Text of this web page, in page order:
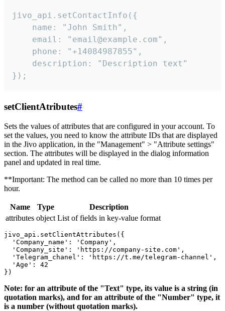
jivo_api.setContactInfo({
    name: "John Smith",
    email: "email@example.com",
    phone: "+14084987855",
    description: "Description text"
});
setClientAtributes#
Sets the values ​​of attributes that are configured in your account. To
set the values, you need to know the attribute IDs that are displayed
in the Jivo application, in the "Management" > "Attribute settings"
section. The attributes will be displayed in the dialog information
panel and updated in real time.
**Important: The method can be called no more than 10 times per
hour.
Name Type
Description
attributes object List of fields in key-value format
jivo_api.setClientAttributes({
  'Company_name': 'Company',
  'Company_site': 'https://company-site.com',
  'Telegram_chanel': 'https://t.me/telegram-channel',
  'Age': 42
Note: for an attribute of the "Text" type, its value is a string (in
quotation marks), and for an attribute of the "Number" type, it
is a number (without quotation marks).